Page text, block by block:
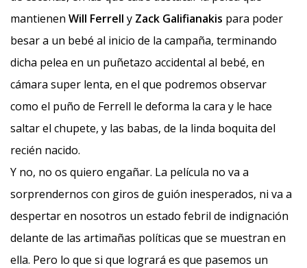
mantienen Will Ferrell y Zack Galifianakis para poder
besar a un bebé al inicio de la campaña, terminando
dicha pelea en un puñetazo accidental al bebé, en
cámara super lenta, en el que podremos observar
como el puño de Ferrell le deforma la cara y le hace
saltar el chupete, y las babas, de la linda boquita del
recién nacido.
Y no, no os quiero engañar. La película no va a
sorprendernos con giros de guión inesperados, ni va a
despertar en nosotros un estado febril de indignación
delante de las artimañas políticas que se muestran en
ella. Pero lo que si que logrará es que pasemos un